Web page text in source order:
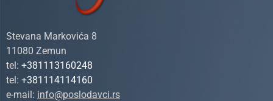
Stevana Markovića 8
11080 Zemun
tel: +381113160248
tel: +381114114160
e-mail: info@poslodavci.rs